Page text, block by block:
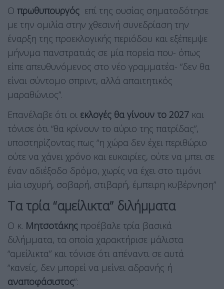
Ο πρωθυπουργός επί της ουσίας σηματοδότησε
με την ομιλία στην χθεσινή συνεδρίαση την
έναρξη της προεκλογικής περιόδου και εξέπεμψε
μήνυμα πανστρατιάς σε μία πορεία που- όπως
είπε απευθυνόμενος στο νέο γραμματέα- “δεν θα
είναι σύντομο σπριντ, αλλά απαιτητικός
μαραθώνιος”.
Επανέλαβε ότι οι εκλογές θα γίνουν το 2027 και
τόνισε ότι “θα κρίνουν το αύριο της πατρίδας”,
υποστηρίζοντας πως “η χώρα δεν έχει περιθώριο
ούτε να χάνει χρόνο και ευκαιρίες, ούτε να μπει σε
έναν αδιέξοδο δρόμο, χωρίς να έχει στο τιμόνι
μία ισχυρή, σοβαρή, στιβαρή, έμπειρη κυβέρνηση”
Τα τρία “αμείλικτα” διλήμματα
Ο κ. Μητσοτάκης προέβαλε τρία βασικά
διλήμματα, τα οποία χαρακτήρισε μάλιστα
“αμείλικτα” και τόνισε ότι απέναντι σε αυτά
“κανείς, δεν μπορεί να μείνει αδρανής ή
αναποφάσιστος“: